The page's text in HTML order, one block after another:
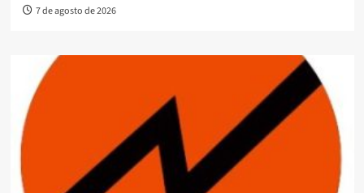
7 de agosto de 2026